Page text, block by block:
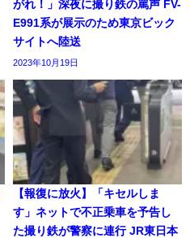
がれ！」深夜に撮り鉄の罵声 FV-
E991系が展示のため東京ビック
サイトへ陸送
2023年10月19日
【報復に放火】「キセルしま
す」ネットで不正乗車を予告し
た撮り鉄が警察に連行 JR東日本